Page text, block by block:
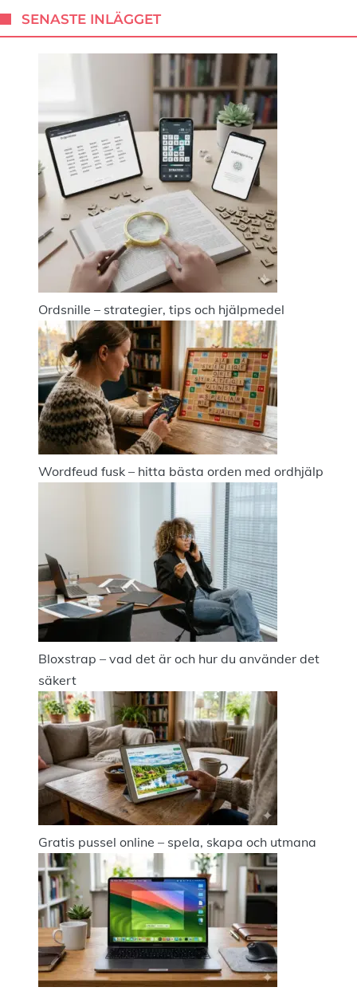
SENASTE INLÄGGET
Ordsnille – strategier, tips och hjälpmedel
Wordfeud fusk – hitta bästa orden med ordhjälp
Bloxstrap – vad det är och hur du använder det
säkert
Gratis pussel online – spela, skapa och utmana